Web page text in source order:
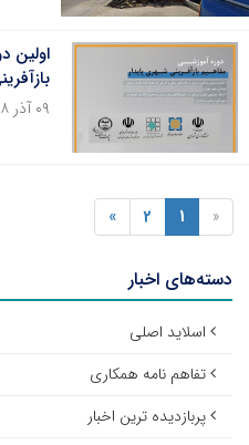
اولین
۰۹ آذر ۱۳۹۸
«
1
2
»
دسته‌های اخبار
اسلاید اصلی
تفاهم نامه همکاری
پربازدیده ترین اخبار